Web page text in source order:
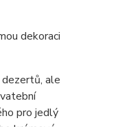
dekoraci
dezertů, ale
pro jedlý